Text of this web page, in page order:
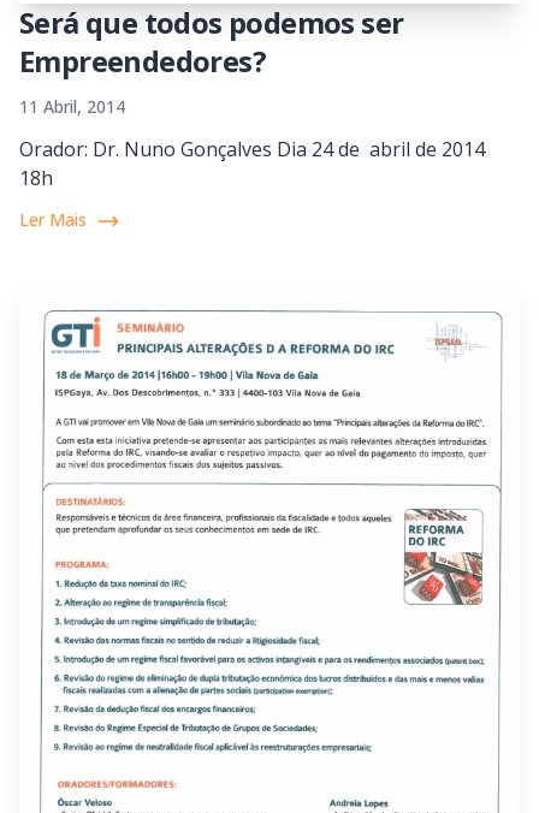
Será que todos podemos ser
Empreendedores?
11 Abril, 2014
Orador: Dr. Nuno Gonçalves Dia 24 de abril de 2014
18h
Ler Mais